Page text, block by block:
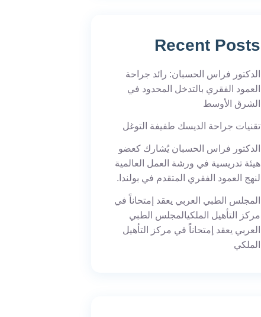
Recent Posts
الدكتور فراس الحسبان: رائد جراحة
العمود الفقري بالتدخل المحدود في
الشرق الأوسط
تقنيات جراحة الديسك طفيفة التوغل
الدكتور فراس الحسبان يُشارك كعضو
هيئة تدريسية في ورشة العمل العالمية
لنهج العمود الفقري المتقدم في بولندا.
المجلس الطبي العربي يعقد إمتحاناً في
مركز التأهيل الملكيالمجلس الطبي
العربي يعقد إمتحاناً في مركز التأهيل
الملكي